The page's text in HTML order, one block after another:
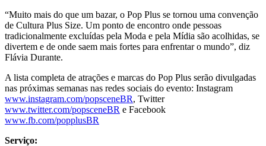
“Muito mais do que um bazar, o Pop Plus se tornou uma convenção
de Cultura Plus Size. Um ponto de encontro onde pessoas
tradicionalmente excluídas pela Moda e pela Mídia são acolhidas, se
divertem e de onde saem mais fortes para enfrentar o mundo”, diz
Flávia Durante.
A lista completa de atrações e marcas do Pop Plus serão divulgadas
nas próximas semanas nas redes sociais do evento: Instagram
www.instagram.com/popsceneBR, Twitter
www.twitter.com/popsceneBR e Facebook
www.fb.com/popplusBR
Serviço: